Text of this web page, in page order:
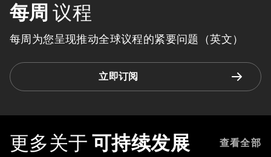
每周 议程
每周为您呈现推动全球议程的紧要问题（英文）
立即订阅
更多关于 可持续发展 查看全部